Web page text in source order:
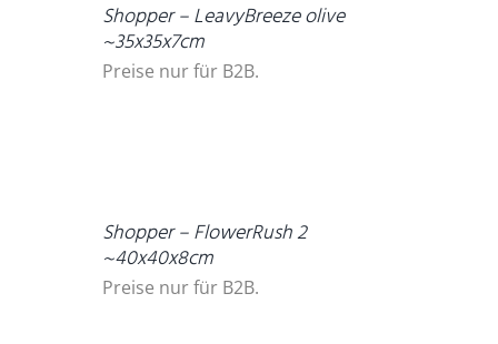
Shopper – LeavyBreeze olive
~35x35x7cm
Preise nur für B2B.
Shopper – FlowerRush 2
~40x40x8cm
Preise nur für B2B.